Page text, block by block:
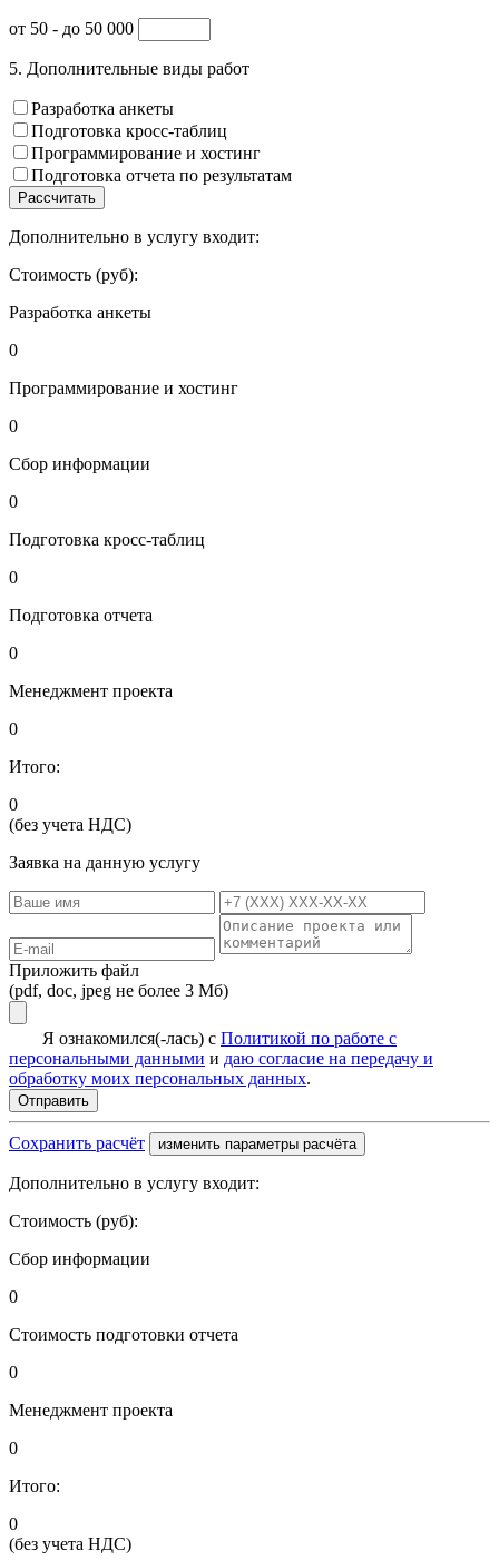
от 50 - до 50 000
5. Дополнительные виды работ
Разработка анкеты
Подготовка кросс-таблиц
Программирование и хостинг
Подготовка отчета по результатам
Рассчитать
Дополнительно в услугу входит:
Стоимость (руб):
Разработка анкеты
0
Программирование и хостинг
0
Сбор информации
0
Подготовка кросс-таблиц
0
Подготовка отчета
0
Менеджмент проекта
0
Итого:
0
(без учета НДС)
Заявка на данную услугу
Приложить файл
(pdf, doc, jpeg не более 3 Мб)
Я ознакомился(-лась) с Политикой по работе с
персональными данными и даю согласие на передачу и
обработку моих персональных данных.
Сохранить расчёт изменить параметры расчёта
Дополнительно в услугу входит:
Стоимость (руб):
Сбор информации
0
Стоимость подготовки отчета
0
Менеджмент проекта
0
Итого:
0
(без учета НДС)